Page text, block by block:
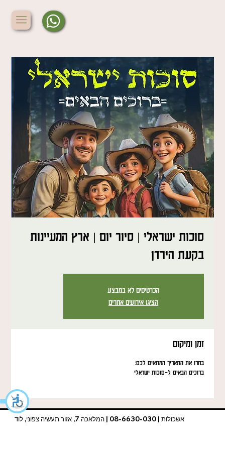
סוכות ישראלי | סיור יום | ארץ המעיינות
בקעת הירדן
הכרטיסים לא במבצע
הציגו אירועים אחרים
זמן ומיקום
בחרו את התאריך המתאים לכם:
ברוכים הבאים ל-סוכות ישראלי
אשכולות | 08-6630-030 | המלאכה 7, אזור תעשיה צפוני, לוד